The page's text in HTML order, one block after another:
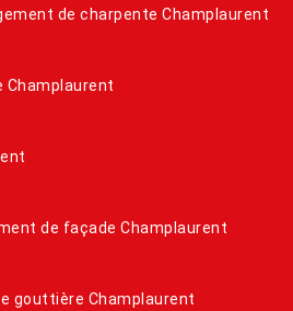
de charpente Champlaurent
Champlaurent
de façade Champlaurent
gouttière Champlaurent